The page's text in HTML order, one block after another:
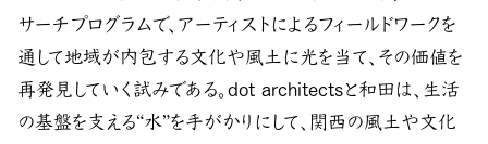
サーチプログラムで、アーティストによるフィールドワークを
通して地域が内包する文化や風土に光を当て、その価値を
再発見していく試みである。dot architectsと和田は、生活
の基盤を支える“水”を手がかりにして、関西の風土や文化